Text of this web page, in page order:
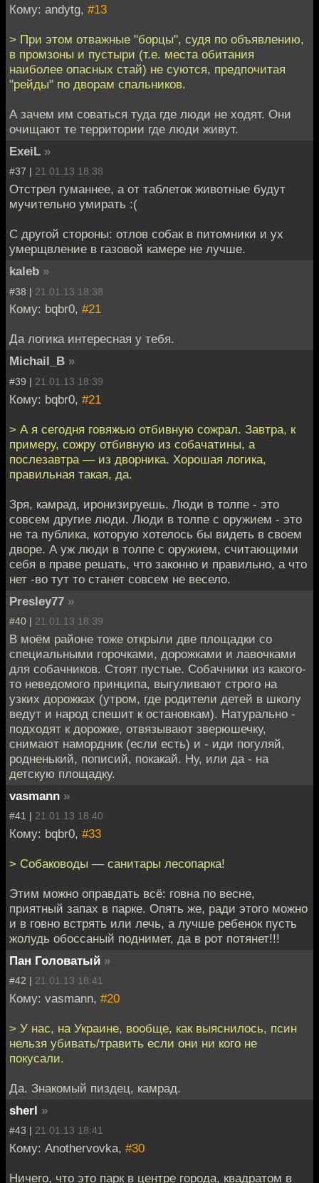
Кому: andytg, #13
> При этом отважные "борцы", судя по объявлению,
в промзоны и пустыри (т.е. места обитания
наиболее опасных стай) не суются, предпочитая
"рейды" по дворам спальников.
А зачем им соваться туда где люди не ходят. Они
очищают те территории где люди живут.
ExeiL »
#37 | 21.01.13 18:38
Отстрел гуманнее, а от таблеток животные будут
мучительно умирать :(
С другой стороны: отлов собак в питомники и ух
умерщвление в газовой камере не лучше.
kaleb »
#38 | 21.01.13 18:38
Кому: bqbr0, #21
Да логика интересная у тебя.
Michail_B »
#39 | 21.01.13 18:39
Кому: bqbr0, #21
> А я сегодня говяжью отбивную сожрал. Завтра, к
примеру, сожру отбивную из собачатины, а
послезавтра — из дворника. Хорошая логика,
правильная такая, да.
Зря, камрад, иронизируешь. Люди в толпе - это
совсем другие люди. Люди в толпе с оружием - это
не та публика, которую хотелось бы видеть в своем
дворе. А уж люди в толпе с оружием, считающими
себя в праве решать, что законно и правильно, а что
нет -во тут то станет совсем не весело.
Presley77 »
#40 | 21.01.13 18:39
В моём районе тоже открыли две площадки со
специальными горочками, дорожками и лавочками
для собачников. Стоят пустые. Собачники из какого-
то неведомого принципа, выгуливают строго на
узких дорожках (утром, где родители детей в школу
ведут и народ спешит к остановкам). Натурально -
подходят к дорожке, отвязывают зверюшечку,
снимают намордник (если есть) и - иди погуляй,
родненький, пописий, покакай. Ну, или да - на
детскую площадку.
vasmann »
#41 | 21.01.13 18:40
Кому: bqbr0, #33
> Собаководы — санитары лесопарка!
Этим можно оправдать всё: говна по весне,
приятный запах в парке. Опять же, ради этого можно
и в говно встрять или лечь, а лучше ребенок пусть
жолудь обоссаный поднимет, да в рот потянет!!!
Пан Головатый »
#42 | 21.01.13 18:41
Кому: vasmann, #20
> У нас, на Украине, вообще, как выяснилось, псин
нельзя убивать/травить если они ни кого не
покусали.
Да. Знакомый пиздец, камрад.
sherl »
#43 | 21.01.13 18:41
Кому: Anothervovka, #30
Ничего, что это парк в центре города, квадратом в